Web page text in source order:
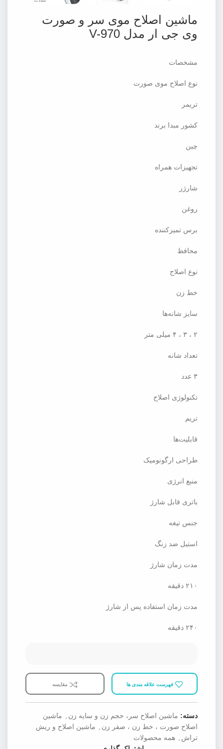
ماشین اصلاح موی سر و صورت
وی جی ار مدل V-970
مشخصات
نوع اصلاح موی صورت
تریمر
کشور مبدا برند
چین
تجهیزات همراه
شارژر
روغن
برس تمیزکننده
محافظ
نوع اصلاح
خط زن
سایز شانه‌ها
۲ ، ۳ ، ۴ میلی متر
تعداد شانه
۳ عدد
تکنولوژی اصلاح
تریم
قابلیت‌ها
طراحی ارگونومیک
منبع انرژی
باتری قابل شارژ
جنس تیغه
استیل ضد زنگ
مدت زمان شارژ
۲۱۰ دقیقه
مدت زمان استفاده پس از شارژ
۲۴۰ دقیقه
فهرست علاقه مندی ها مقایسه
دسته: ماشین اصلاح سر، حجم زن و سایه زن , ماشین
اصلاح صورت ، خط زن ، صفر زن , ماشین اصلاح و ریش
تراش , همه محصولات